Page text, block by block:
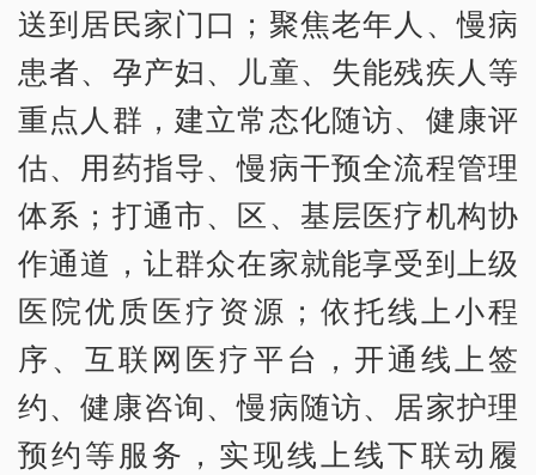
送到居民家门口；聚焦老年人、慢病
患者、孕产妇、儿童、失能残疾人等
重点人群，建立常态化随访、健康评
估、用药指导、慢病干预全流程管理
体系；打通市、区、基层医疗机构协
作通道，让群众在家就能享受到上级
医院优质医疗资源；依托线上小程
序、互联网医疗平台，开通线上签
约、健康咨询、慢病随访、居家护理
预约等服务，实现线上线下联动履